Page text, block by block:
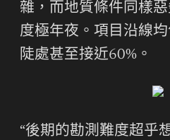
雜，而地質條件同樣
度極年夜。項目沿線
陡處甚至接近60%。
“後期的勘測難度超乎